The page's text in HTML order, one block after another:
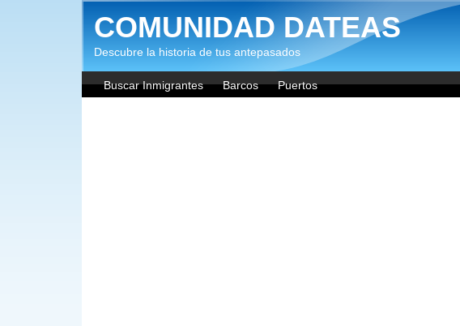
Pasar al contenido principal
COMUNIDAD DATEAS
Descubre la historia de tus antepasados
Buscar Inmigrantes Barcos Puertos